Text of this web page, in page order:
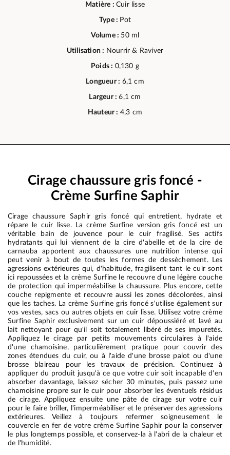
Matière : Cuir lisse
Type : Pot
Volume : 50 ml
Utilisation : Nourrir & Raviver
Poids : 0,130 g
Longueur : 6,1 cm
Largeur :6,1 cm
Hauteur : 4,3 cm
Cirage chaussure gris foncé -
Crème Surfine Saphir
Cirage chaussure Saphir gris foncé qui entretient, hydrate et
répare le cuir lisse. La crème Surfine version gris foncé est un
véritable bain de jouvence pour le cuir fragilisé. Ses actifs
hydratants qui lui viennent de la cire d'abeille et de la cire de
carnauba apportent aux chaussures une nutrition intense qui
peut venir à bout de toutes les formes de dessèchement. Les
agressions extérieures qui, d'habitude, fragilisent tant le cuir sont
ici repoussées et la crème Surfine le recouvre d'une légère couche
de protection qui imperméabilise la chaussure. Plus encore, cette
couche repigmente et recouvre aussi les zones décolorées, ainsi
que les taches. La crème Surfine gris foncé s'utilise également sur
vos vestes, sacs ou autres objets en cuir lisse. Utilisez votre crème
Surfine Saphir exclusivement sur un cuir dépoussiéré et lavé au
lait nettoyant pour qu'il soit totalement libéré de ses impuretés.
Appliquez le cirage par petits mouvements circulaires à l'aide
d'une chamoisine, particulièrement pratique pour couvrir des
zones étendues du cuir, ou à l'aide d'une brosse palot ou d'une
brosse blaireau pour les travaux de précision. Continuez à
appliquer du produit jusqu'à ce que votre cuir soit incapable d'en
absorber davantage, laissez sécher 30 minutes, puis passez une
chamoisine propre sur le cuir pour absorber les éventuels résidus
de cirage. Appliquez ensuite une pâte de cirage sur votre cuir
pour le faire briller, l'imperméabiliser et le préserver des agressions
extérieures. Veillez à toujours refermer soigneusement le
couvercle en fer de votre crème Surfine Saphir pour la conserver
le plus longtemps possible, et conservez-la à l'abri de la chaleur et
de l'humidité.